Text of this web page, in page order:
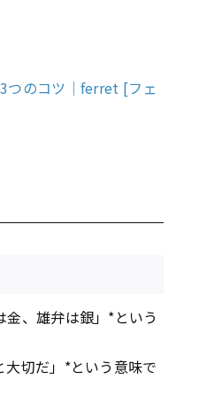
つのコツ｜ferret [フェ
、雄弁は銀」*という
切だ」*という意味で